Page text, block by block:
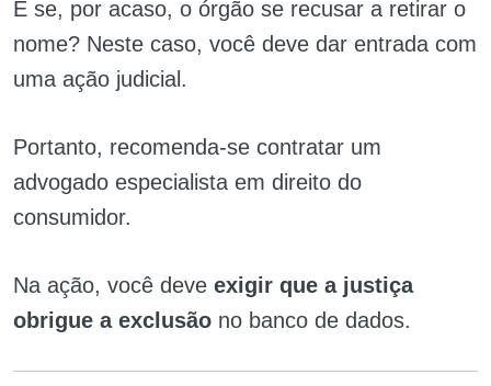
E se, por acaso, o órgão se recusar a retirar o
nome? Neste caso, você deve dar entrada com
uma ação judicial.
Portanto, recomenda-se contratar um
advogado especialista em direito do
consumidor.
Na ação, você deve exigir que a justiça
obrigue a exclusão no banco de dados.